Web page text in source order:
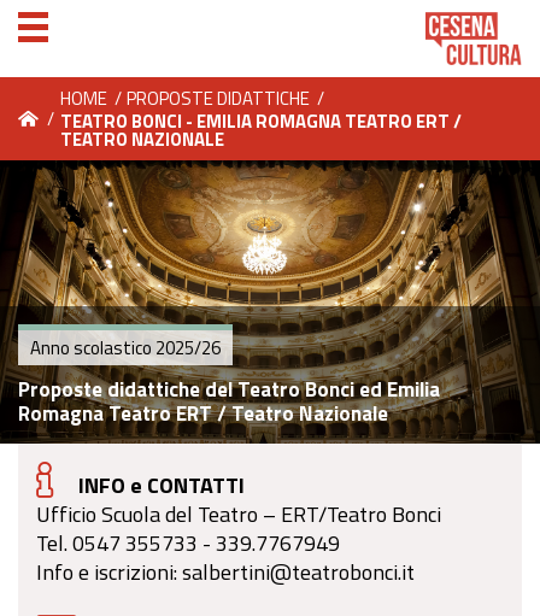
/
HOME /PROPOSTE DIDATTICHE /
TEATRO BONCI - EMILIA ROMAGNA TEATRO ERT /
TEATRO NAZIONALE
Anno scolastico 2025/26
Proposte didattiche del Teatro Bonci ed Emilia
Romagna Teatro ERT / Teatro Nazionale
INFO e CONTATTI
Ufficio Scuola del Teatro – ERT/Teatro Bonci
Tel. 0547 355733 - 339.7767949
Info e iscrizioni: salbertini@teatrobonci.it